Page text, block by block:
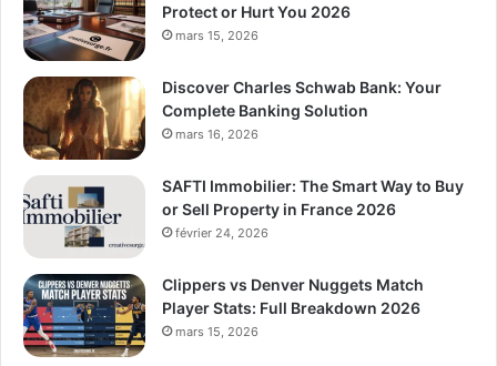
Protect or Hurt You 2026
mars 15, 2026
Discover Charles Schwab Bank: Your
Complete Banking Solution
mars 16, 2026
SAFTI Immobilier: The Smart Way to Buy
or Sell Property in France 2026
février 24, 2026
Clippers vs Denver Nuggets Match
Player Stats: Full Breakdown 2026
mars 15, 2026